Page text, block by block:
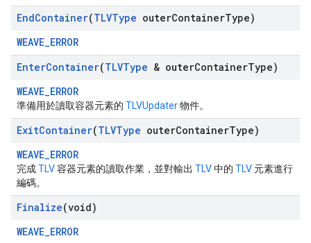
EndContainer(TLVType outerContainerType)
WEAVE_ERROR
EnterContainer(TLVType & outerContainerType)
WEAVE_ERROR
準備用於讀取容器元素的 TLVUpdater物件。
ExitContainer(TLVType outerContainerType)
WEAVE_ERROR
完成TLV容器元素的讀取作業，並對輸出 TLV中的 TLV 元素進行
編碼。
Finalize(void)
WEAVE_ERROR